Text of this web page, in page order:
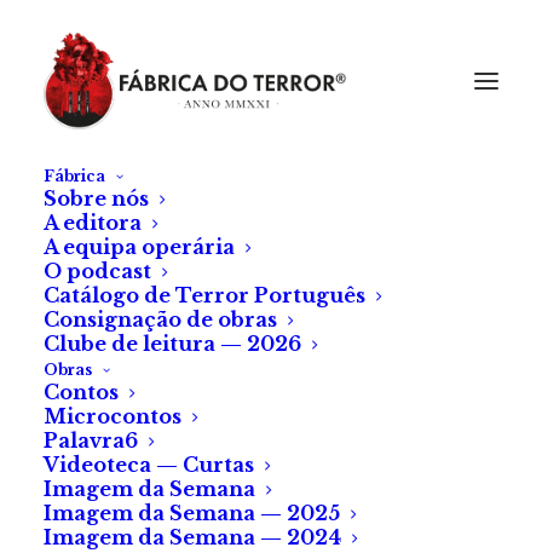
Fábrica
Sobre nós
A editora
A equipa operária
O podcast
Catálogo de Terror Português
Consignação de obras
Clube de leitura — 2026
Obras
Contos
Microcontos
Palavra6
Videoteca — Curtas
Imagem da Semana
Imagem da Semana — 2025
Imagem da Semana — 2024